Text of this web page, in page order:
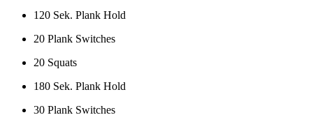
120 Sek. Plank Hold
20 Plank Switches
20 Squats
180 Sek. Plank Hold
30 Plank Switches